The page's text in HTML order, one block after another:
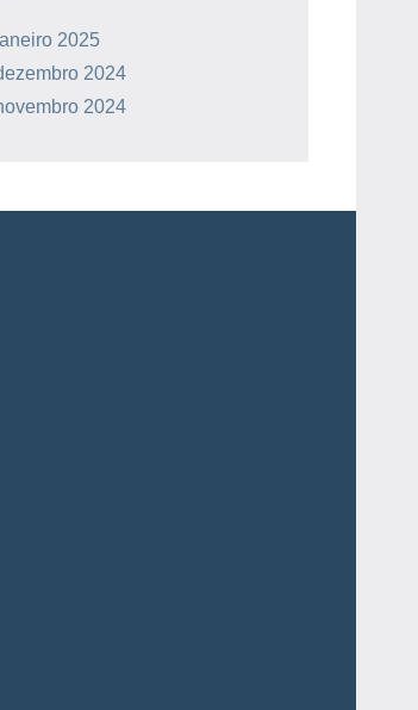
2025
2024
2024